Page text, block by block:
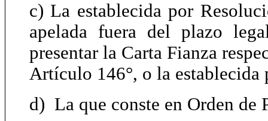
c) La establecida por
apelada fuera del plazo
presentar la Carta Fianza
Artículo 146°, o la
d) La que conste en Orden de